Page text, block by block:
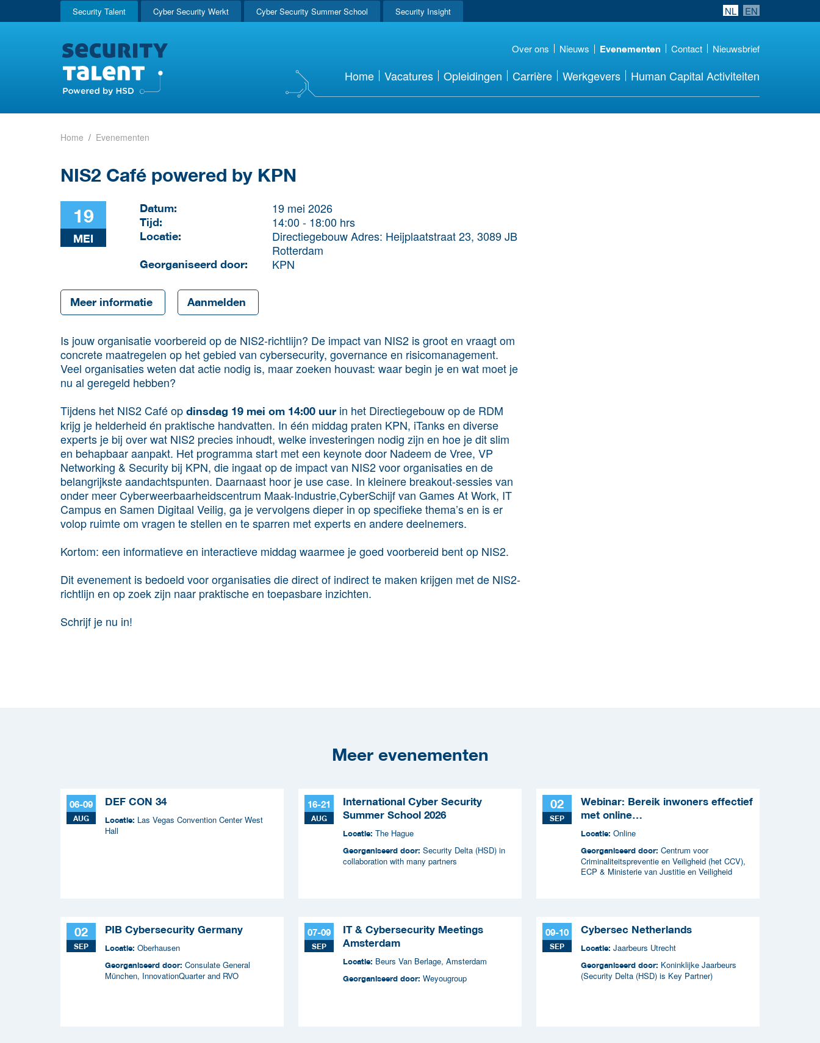
Security Talent Cyber Security Werkt Cyber Security Summer School Security Insight NL EN
Over ons Nieuws Evenementen Contact Nieuwsbrief
Home Vacatures Opleidingen Carrière Werkgevers Human Capital Activiteiten
Home Evenementen
NIS2 Café powered by KPN
19
MEI
Datum: 19 mei 2026
Tijd: 14:00-18:00 hrs
Locatie:
Directiegebouw Adres: Heijplaatstraat 23, 3089 JB
Rotterdam
Georganiseerd door: KPN
Meer informatie Aanmelden
Is jouw organisatie voorbereid op de NIS2-richtlijn? De impact van NIS2 is groot en vraagt om
concrete maatregelen op het gebied van cybersecurity, governance en risicomanagement.
Veel organisaties weten dat actie nodig is, maar zoeken houvast: waar begin je en wat moet je
nu al geregeld hebben?
Tijdens het NIS2 Café op dinsdag 19 mei om 14:00 uur in het Directiegebouw op de RDM
krijg je helderheid én praktische handvatten. In één middag praten KPN, iTanks en diverse
experts je bij over wat NIS2 precies inhoudt, welke investeringen nodig zijn en hoe je dit slim
en behapbaar aanpakt. Het programma start met een keynote door Nadeem de Vree, VP
Networking & Security bij KPN, die ingaat op de impact van NIS2 voor organisaties en de
belangrijkste aandachtspunten. Daarnaast hoor je use case. In kleinere breakout-sessies van
onder meer Cyberweerbaarheidscentrum Maak-Industrie,CyberSchijf van Games At Work, IT
Campus en Samen Digitaal Veilig, ga je vervolgens dieper in op specifieke thema’s en is er
volop ruimte om vragen te stellen en te sparren met experts en andere deelnemers.
Kortom: een informatieve en interactieve middag waarmee je goed voorbereid bent op NIS2.
Dit evenement is bedoeld voor organisaties die direct of indirect te maken krijgen met de NIS2-
richtlijn en op zoek zijn naar praktische en toepasbare inzichten.
Schrijf je nu in!
Meer evenementen
06-09
AUG
DEF CON 34
Locatie: Las Vegas Convention Center West
Hall
16-21
AUG
International Cyber Security
Summer School 2026
Locatie: The Hague
Georganiseerd door: Security Delta (HSD) in
collaboration with many partners
02
SEP
Webinar: Bereik inwoners effectief
met online
criminaliteitscampagnes
Locatie: Online
Georganiseerd door: Centrum voor
Criminaliteitspreventie en Veiligheid (het CCV),
ECP & Ministerie van Justitie en Veiligheid
02
SEP
PIB Cybersecurity Germany
Locatie: Oberhausen
Georganiseerd door: Consulate General
München, InnovationQuarter and RVO
07-09
SEP
IT & Cybersecurity Meetings
Amsterdam
Locatie: Beurs Van Berlage, Amsterdam
Georganiseerd door: Weyougroup
09-10
SEP
Cybersec Netherlands
Locatie: Jaarbeurs Utrecht
Georganiseerd door: Koninklijke Jaarbeurs
(Security Delta (HSD) is Key Partner)